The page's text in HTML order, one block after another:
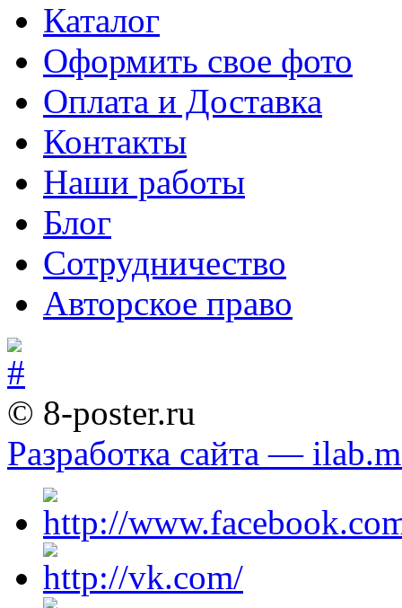
Каталог
Оформить свое фото
Оплата и Доставка
Контакты
Наши работы
Блог
Сотрудничество
Авторское право
© 8-poster.ru
Разработка сайта —